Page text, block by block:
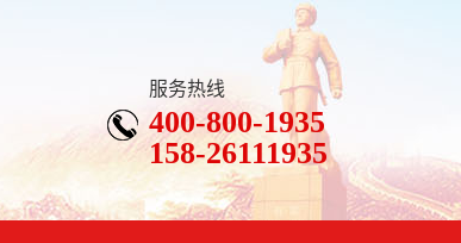
服务热线
400-800-1935
158-26111935